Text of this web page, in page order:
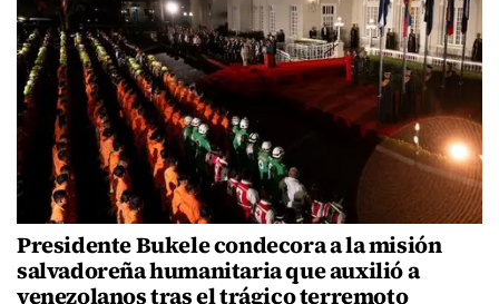
Presidente Bukele condecora a la misión
salvadoreña humanitaria que auxilió a
venezolanos tras el trágico terremoto